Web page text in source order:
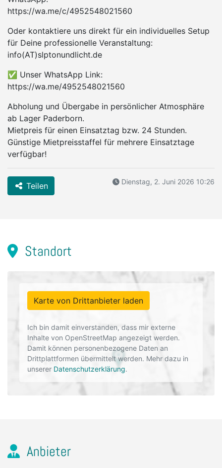
https://wa.me/c/4952548021560
Oder kontaktiere uns direkt für ein individuelles Setup
für Deine professionelle Veranstaltung:
info(AT)slptonundlicht.de
✅ Unser WhatsApp Link:
https://wa.me/4952548021560
Abholung und Übergabe in persönlicher Atmosphäre
ab Lager Paderborn.
Mietpreis für einen Einsatztag bzw. 24 Stunden.
Günstige Mietpreisstaffel für mehrere Einsatztage
verfügbar!
Teilen Dienstag, 2. Juni 2026 10:26
Standort
Karte von Drittanbieter laden
Ich bin damit einverstanden, dass mir externe
Inhalte von OpenStreetMap angezeigt werden.
Damit können personenbezogene Daten an
Drittplattformen übermittelt werden. Mehr dazu in
unserer Datenschutzerklärung.
Anbieter